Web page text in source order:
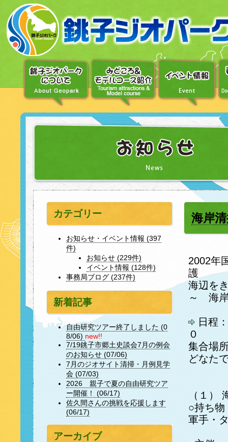
ュ
ー
海岸
2002年
護
海辺を
～ 海
日程
０
集合場
どなた
（１）
○持ち物
軍手・
カテゴリー
お知らせ・イベント情報 (397
件)
お知らせ (229件)
イベント情報 (128件)
事務局ブログ (237件)
新着記事
自由研究ツアー終了しました (0
8/06) new!!
7/19銚子市郷土史談会7月の例会
のお知らせ (07/06)
7月のジオサイト清掃・月例見学
会 (07/03)
2026 親子で夏の自由研究ツア
ー開催！ (06/17)
佐久間さんの挑戦を応援します
(06/17)
アーカイブ